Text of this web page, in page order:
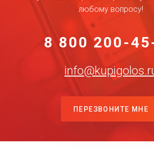
любому вопросу!
8 800 200-
ПЕРЕЗВОНИТЕ МНЕ